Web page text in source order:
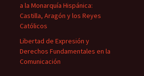
a la Monarquía Hispánica:
Castilla, Aragón y los Reyes
Católicos
Libertad de Expresión y
Derechos Fundamentales en la
Comunicación